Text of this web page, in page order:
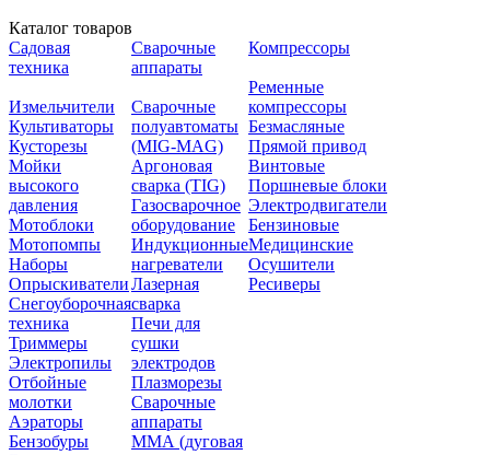
Каталог товаров
Садовая
техника
Измельчители
Культиваторы
Кусторезы
Мойки
высокого
давления
Мотоблоки
Мотопомпы
Наборы
Опрыскиватели
Снегоуборочная
техника
Триммеры
Электропилы
Отбойные
молотки
Аэраторы
Бензобуры
Сварочные
аппараты
Сварочные
полуавтоматы
(MIG-MAG)
Аргоновая
сварка (TIG)
Газосварочное
оборудование
Индукционные
нагреватели
Лазерная
сварка
Печи для
сушки
электродов
Плазморезы
Сварочные
аппараты
ММА (дуговая
Компрессоры
Ременные
компрессоры
Безмасляные
Прямой привод
Винтовые
Поршневые блоки
Электродвигатели
Бензиновые
Медицинские
Осушители
Ресиверы